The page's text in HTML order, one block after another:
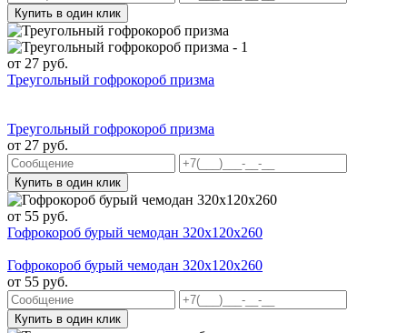
Купить в один клик
от 27 руб.
Треугольный гофрокороб призма
Треугольный гофрокороб призма
от 27 руб.
Купить в один клик
от 55 руб.
Гофрокороб бурый чемодан 320х120х260
Гофрокороб бурый чемодан 320х120х260
от 55 руб.
Купить в один клик